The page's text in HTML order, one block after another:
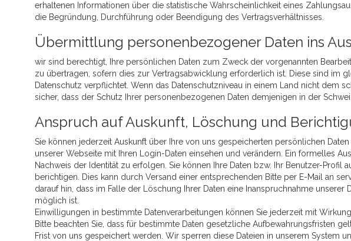
erhaltenen Informationen über die statistische Wahrscheinlichkeit eines
die Begründung, Durchführung oder Beendigung des Vertragsverhältnisses.
Übermittlung personenbezogener Daten ins
wir sind berechtigt, Ihre persönlichen Daten zum Zweck der vorgenannten
zu übertragen, sofern dies zur Vertragsabwicklung erforderlich ist. Diese sind im
Datenschutz verpflichtet. Wenn das Datenschutzniveau in einem Land nicht dem
sicher, dass der Schutz Ihrer personenbezogenen Daten demjenigen in der
Anspruch auf Auskunft, Löschung und
Sie können jederzeit Auskunft über Ihre von uns gespeicherten persönlichen
unserer Webseite mit Ihren Login-Daten einsehen und verändern. Ein formelles
Nachweis der Identität zu erfolgen. Sie können Ihre Daten bzw. Ihr Benutzer-Profil
berichtigen. Dies kann durch Versand einer entsprechenden Bitte per E-Mail an
darauf hin, dass im Falle der Löschung Ihrer Daten eine Inanspruchnahme
möglich ist.
Einwilligungen in bestimmte Datenverarbeitungen können Sie jederzeit mit
Bitte beachten Sie, dass für bestimmte Daten gesetzliche Aufbewahrungsfristen
Frist von uns gespeichert werden. Wir sperren diese Dateien in unserem System